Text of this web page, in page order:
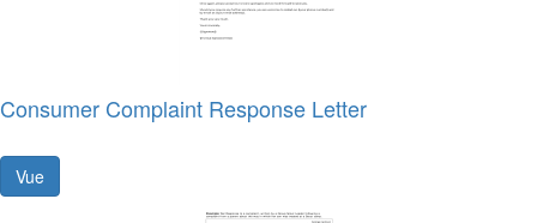
Consumer Complaint Response Letter
Vue